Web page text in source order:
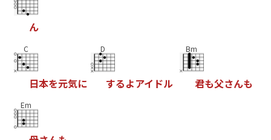
ん
C
日本を元気に
D
するよアイ ドル
Bm
君も父さんも
Em